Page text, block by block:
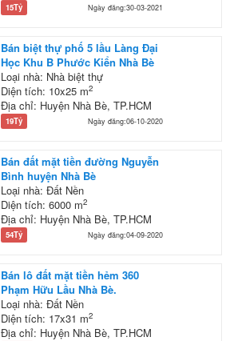
15Tỷ Ngày đăng:30-03-2021
Bán biệt thự phố 5 lầu Làng Đại
Học Khu B Phước Kiển Nhà Bè
Loại nhà: Nhà biệt thự
Diện tích: 10x25 m2
Địa chỉ: Huyện Nhà Bè, TP.HCM
19Tỷ Ngày đăng:06-10-2020
Bán đất mặt tiền đường Nguyễn
Bình huyện Nhà Bè
Loại nhà: Đất Nền
Diện tích: 6000 m2
Địa chỉ: Huyện Nhà Bè, TP.HCM
54Tỷ Ngày đăng:04-09-2020
Bán lô đất mặt tiền hẻm 360
Phạm Hữu Lầu Nhà Bè.
Loại nhà: Đất Nền
Diện tích: 17x31 m2
Địa chỉ: Huyện Nhà Bè, TP.HCM